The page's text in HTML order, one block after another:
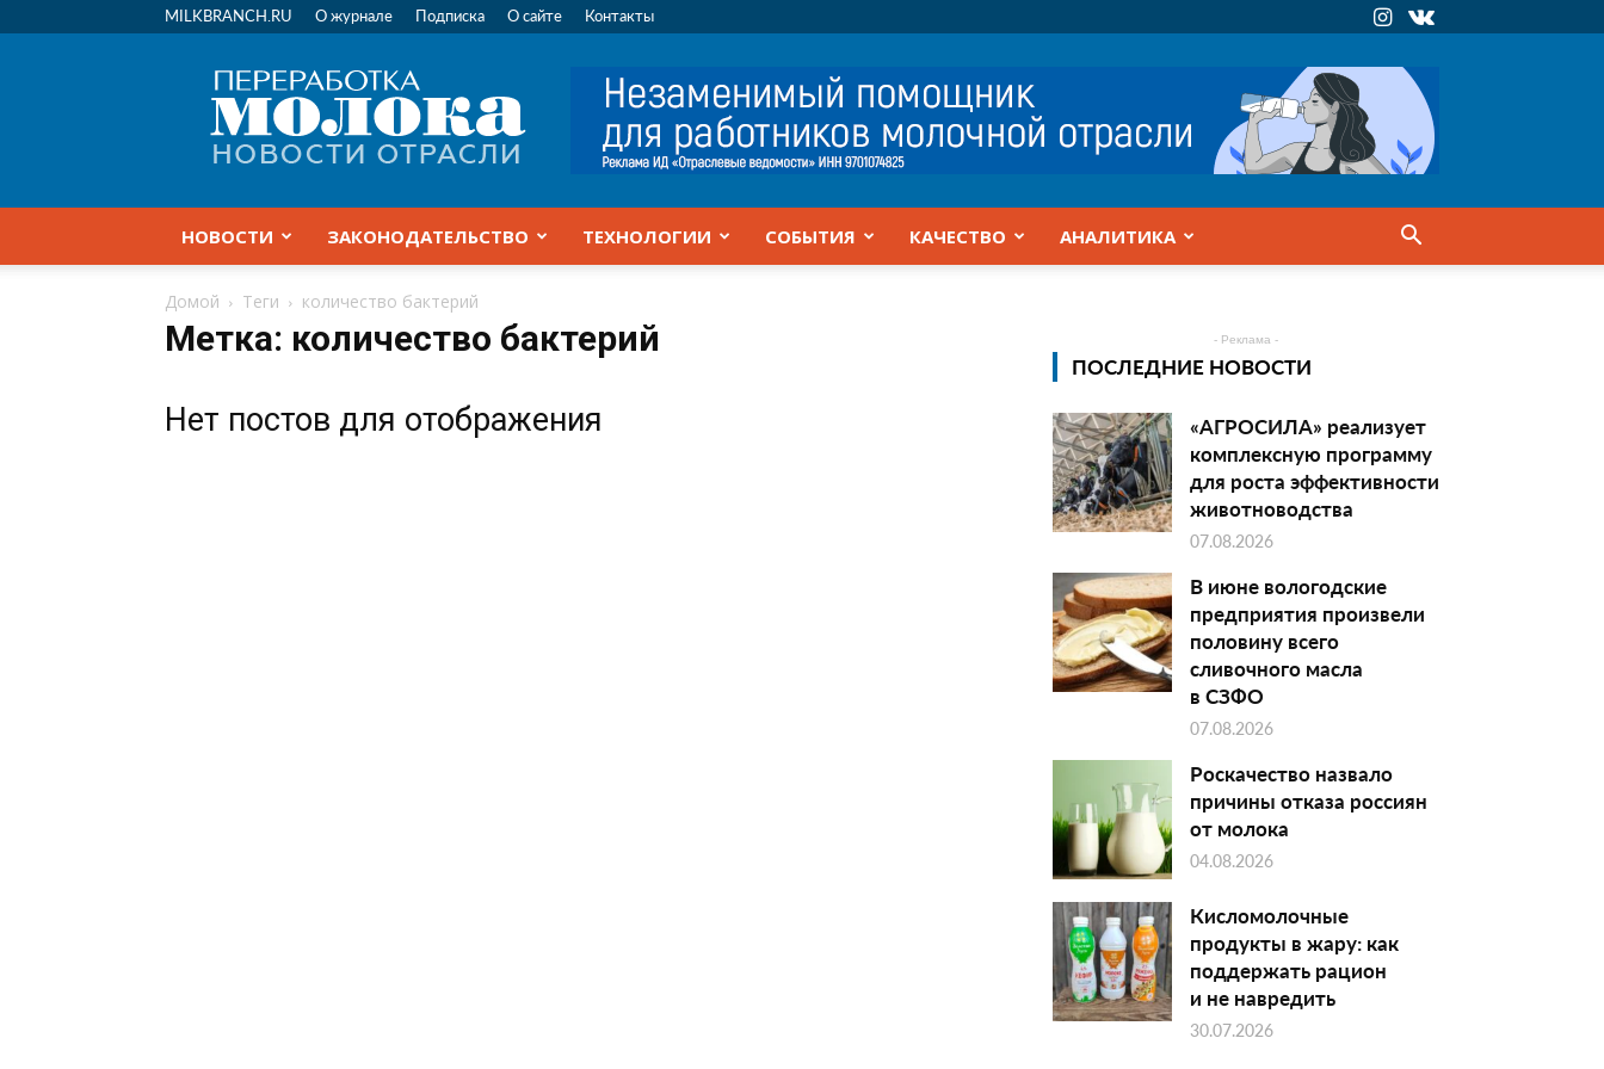
MILKBRANCH.RU О журнале Подписка О сайте Контакты
Переработка
молока
|
Новости
НОВОСТИ ЗАКОНОДАТЕЛЬСТВО ТЕХНОЛОГИИ СОБЫТИЯ КАЧЕСТВО АНАЛИТИКА
Домой Теги количество бактерий
Метка: количество бактерий
Нет постов для отображения
- Реклама -
ПОСЛЕДНИЕ НОВОСТИ
«АГРОСИЛА» реализует
комплексную программу
для роста эффективности
животноводства
07.08.2026
В июне вологодские
предприятия произвели
половину всего
сливочного масла
в СЗФО
07.08.2026
Роскачество назвало
причины отказа россиян
от молока
04.08.2026
Кисломолочные
продукты в жару: как
поддержать рацион
и не навредить
30.07.2026